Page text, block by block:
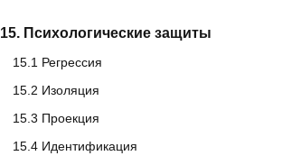
15. Психологические защиты
15.1 Регрессия
15.2 Изоляция
15.3 Проекция
15.4 Идентификация